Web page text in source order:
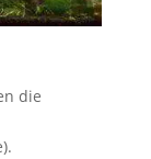
die